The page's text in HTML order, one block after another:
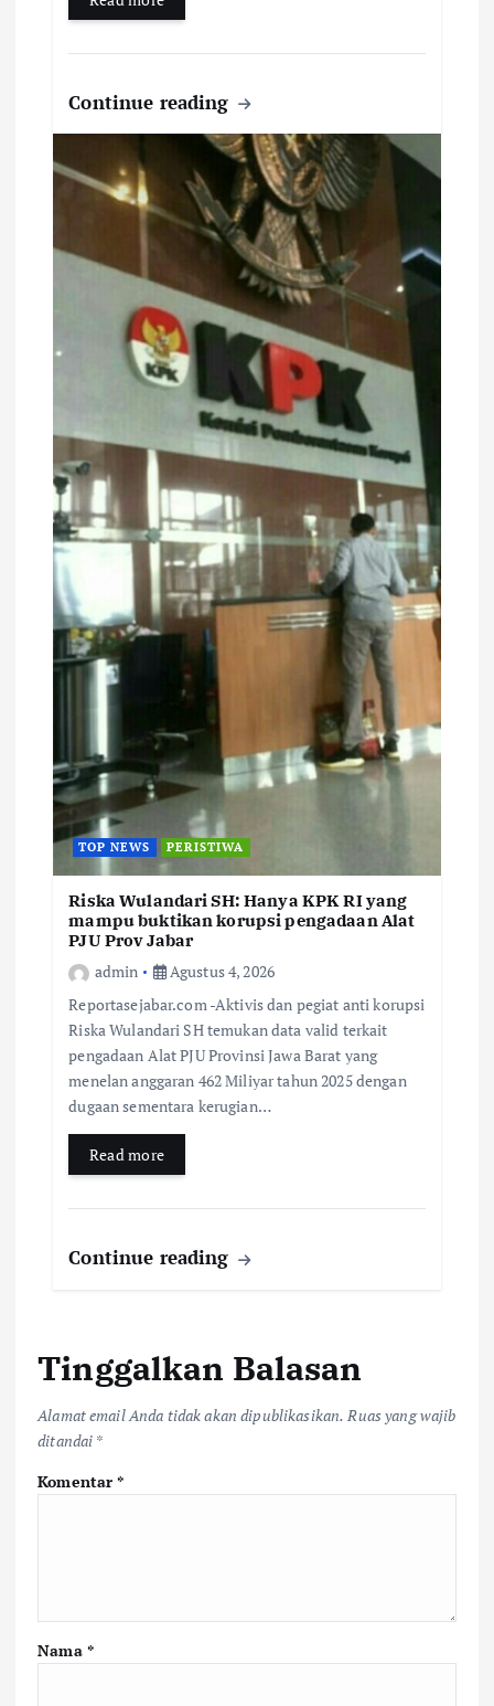
Continue reading
TOP NEWS PERISTIWA
Riska Wulandari SH: Hanya KPK RI yang
mampu buktikan korupsi pengadaan Alat
PJU Prov Jabar
admin
Agustus 4, 2026
Reportasejabar.com -Aktivis dan pegiat anti korupsi
Riska Wulandari SH temukan data valid terkait
pengadaan Alat PJU Provinsi Jawa Barat yang
menelan anggaran 462 Miliyar tahun 2025 dengan
dugaan sementara kerugian…
Read more
Continue reading
Tinggalkan Balasan
Alamat email Anda tidak akan dipublikasikan. Ruas yang wajib
ditandai *
Komentar*
Nama *